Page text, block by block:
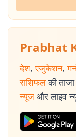
Prabhat
देश, एजुकेशन,
राशिफल की
न्यूज और लाइव